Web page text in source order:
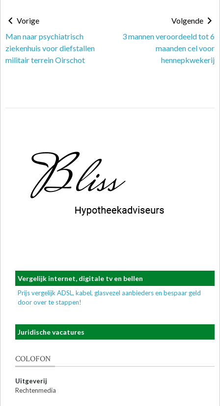
Vorige
Man naar psychiatrisch
ziekenhuis voor diefstallen
militair terrein Oirschot
Volgende
3 mannen veroordeeld tot 6
maanden cel voor
hennepkwekerij
Vergelijk internet, digitale tv en bellen
Prijs vergelijk ADSL, kabel, glasvezel aanbieders en bespaar geld
door over te stappen!
Juridische vacatures
COLOFON
Uitgeverij
Rechtenmedia